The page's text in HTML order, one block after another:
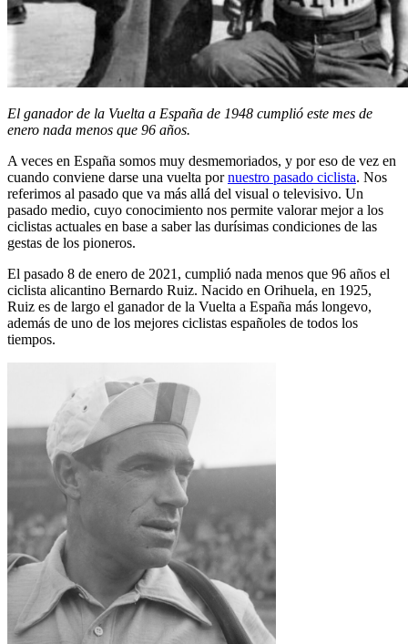
El ganador de la Vuelta a España de 1948 cumplió este mes de
enero nada menos que 96 años.
A veces en España somos muy desmemoriados, y por eso de vez en
cuando conviene darse una vuelta pornuestro pasado ciclista. Nos
referimos al pasado que va más allá del visual o televisivo. Un
pasado medio, cuyo conocimiento nos permite valorar mejor a los
ciclistas actuales en base a saber las durísimas condiciones de las
gestas de los pioneros.
El pasado 8 de enero de 2021, cumplió nada menos que 96 años el
ciclista alicantino Bernardo Ruiz. Nacido en Orihuela, en 1925,
Ruiz es de largo el ganador de la Vuelta a España más longevo,
además de uno de los mejores ciclistas españoles de todos los
tiempos.